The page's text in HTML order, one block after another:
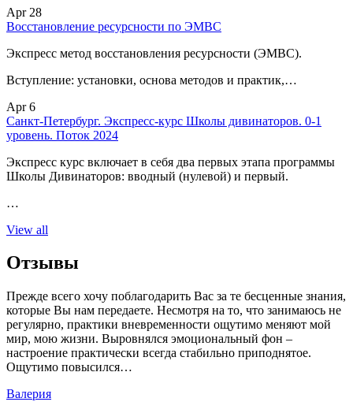
Apr 28
Восстановление ресурсности по ЭМВС
Экспресс метод восстановления ресурсности (ЭМВС).
Вступление: установки, основа методов и практик,…
Apr 6
Санкт-Петербург. Экспресс-курс Школы дивинаторов. 0-1
уровень. Поток 2024
Экспресс курс включает в себя два первых этапа программы
Школы Дивинаторов: вводный (нулевой) и первый.
…
View all
Отзывы
Прежде всего хочу поблагодарить Вас за те бесценные знания,
которые Вы нам передаете. Несмотря на то, что занимаюсь не
регулярно, практики вневременности ощутимо меняют мой
мир, мою жизни. Выровнялся эмоциональный фон –
настроение практически всегда стабильно приподнятое.
Ощутимо повысился…
Валерия